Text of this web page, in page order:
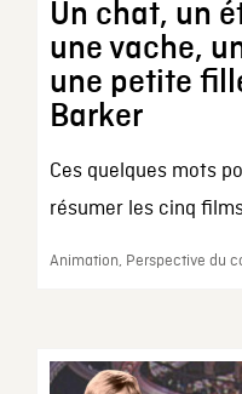
Un chat, un
une vache,
une petite
Barker
Ces quelques mots
résumer les cinq
Animation, Perspective du